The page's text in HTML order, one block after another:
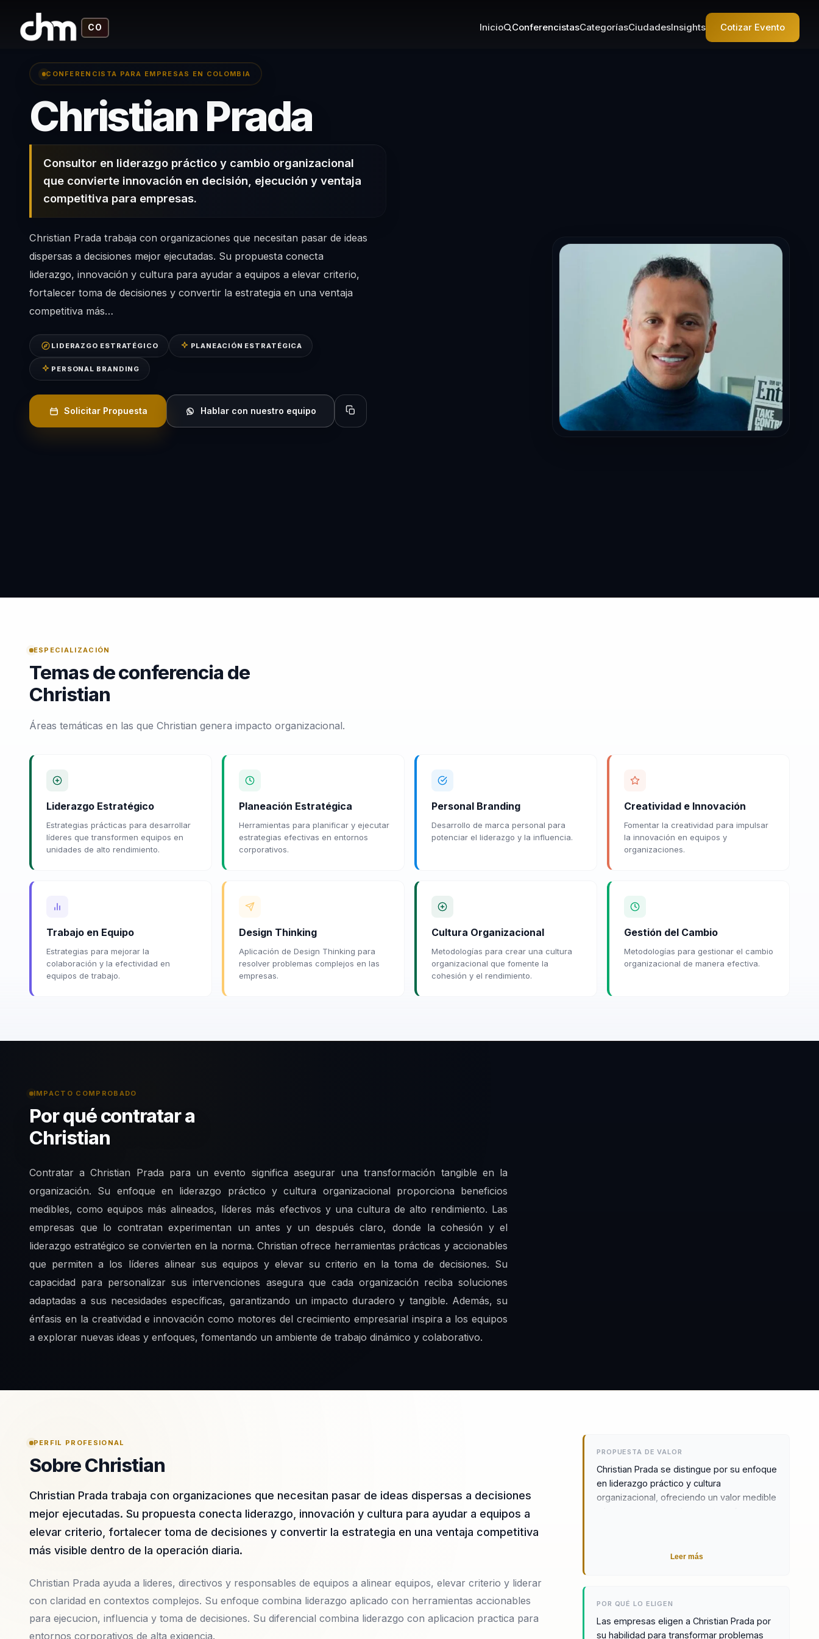
CO Inicio ConferencistasCategoríasCiudadesInsights Cotizar Evento
CONFERENCISTA PARA EMPRESAS EN COLOMBIA
Christian Prada– Conferencista en
Consultor en liderazgo práctico y cambio organizacional
que convierte innovación en decisión, ejecución y ventaja
competitiva para empresas.
Christian Prada trabaja con organizaciones que necesitan pasar de ideas
dispersas a decisiones mejor ejecutadas. Su propuesta conecta
liderazgo, innovación y cultura para ayudar a equipos a elevar criterio,
fortalecer toma de decisiones y convertir la estrategia en una ventaja
competitiva más…
LIDERAZGO ESTRATÉGICO PLANEACIÓN ESTRATÉGICA
PERSONAL BRANDING
Solicitar Propuesta Hablar con nuestro equipo Copiar perfil para compartir
ESPECIALIZACIÓN
Temas de conferencia de
Christian
Áreas temáticas en las que Christian genera impacto organizacional.
Liderazgo Estratégico
Estrategias prácticas para desarrollar
líderes que transformen equipos en
unidades de alto rendimiento.
Planeación Estratégica
Herramientas para planificar y ejecutar
estrategias efectivas en entornos
corporativos.
Personal Branding
Desarrollo de marca personal para
potenciar el liderazgo y la influencia.
Creatividad e Innovación
Fomentar la creatividad para impulsar
la innovación en equipos y
organizaciones.
Trabajo en Equipo
Estrategias para mejorar la
colaboración y la efectividad en
equipos de trabajo.
Design Thinking
Aplicación de Design Thinking para
resolver problemas complejos en las
empresas.
Cultura Organizacional
Metodologías para crear una cultura
organizacional que fomente la
cohesión y el rendimiento.
Gestión del Cambio
Metodologías para gestionar el cambio
organizacional de manera efectiva.
IMPACTO COMPROBADO
Por qué contratar a
Christian
Contratar a Christian Prada para un evento significa asegurar una transformación tangible en la
organización. Su enfoque en liderazgo práctico y cultura organizacional proporciona beneficios
medibles, como equipos más alineados, líderes más efectivos y una cultura de alto rendimiento. Las
empresas que lo contratan experimentan un antes y un después claro, donde la cohesión y el
liderazgo estratégico se convierten en la norma. Christian ofrece herramientas prácticas y accionables
que permiten a los líderes alinear sus equipos y elevar su criterio en la toma de decisiones. Su
capacidad para personalizar sus intervenciones asegura que cada organización reciba soluciones
adaptadas a sus necesidades específicas, garantizando un impacto duradero y tangible. Además, su
énfasis en la creatividad e innovación como motores del crecimiento empresarial inspira a los equipos
a explorar nuevas ideas y enfoques, fomentando un ambiente de trabajo dinámico y colaborativo.
PERFIL PROFESIONAL
Sobre Christian
Christian Prada trabaja con organizaciones que necesitan pasar de ideas dispersas a decisiones
mejor ejecutadas. Su propuesta conecta liderazgo, innovación y cultura para ayudar a equipos a
elevar criterio, fortalecer toma de decisiones y convertir la estrategia en una ventaja competitiva
más visible dentro de la operación diaria.
Christian Prada ayuda a lideres, directivos y responsables de equipos a alinear equipos, elevar criterio y liderar
con claridad en contextos complejos. Su enfoque combina liderazgo aplicado con herramientas accionables
para ejecucion, influencia y toma de decisiones. Su diferencial combina liderazgo con aplicacion practica para
entornos corporativos de alta exigencia.
PROPUESTA DE VALOR
Christian Prada se distingue por su enfoque
en liderazgo práctico y cultura
organizacional, ofreciendo un valor medible
que permiten a los líderes alinear sus
transformación palpable, pasando de la
desalineación a la cohesión y el
Leer más
POR QUÉ LO ELIGEN
Las empresas eligen a Christian Prada por
su habilidad para transformar problemas